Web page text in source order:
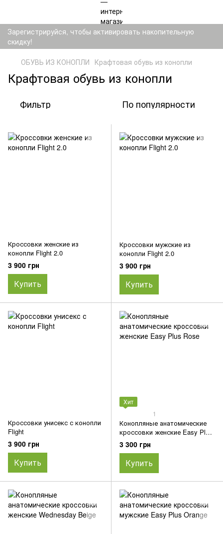
Зарегистрируйся, чтобы активировать накопительную
скидку!
ОБУВЬ ИЗ КОНОПЛИ Крафтовая обувь из конопли
Крафтовая обувь из конопли
Фильтр По популярности
Кроссовки женские из
конопли Flight 2.0
3 900 грн
Купить
Кроссовки мужские из
конопли Flight 2.0
3 900 грн
Купить
Кроссовки унисекс с конопли
Flight
3 900 грн
Купить
Хит
1
Конопляные анатомические
кроссовки женские Easy Plus
Rose
3 300 грн
Купить